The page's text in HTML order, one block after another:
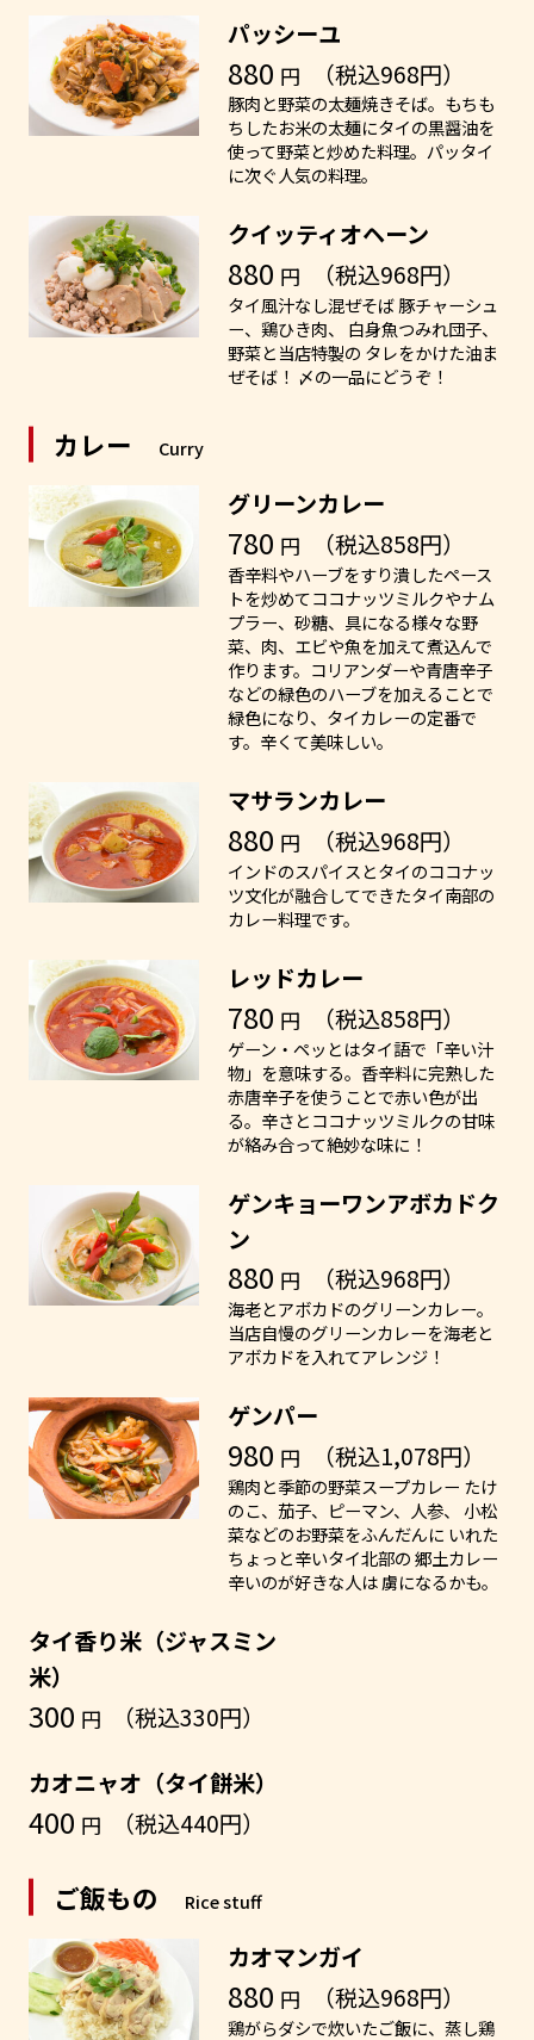
パッシーユ
880 円 （税込968円）
豚肉と野菜の太麺焼きそば。もちも
ちしたお米の太麺にタイの黒醤油を
使って野菜と炒めた料理。パッタイ
に次ぐ人気の料理。
クイッティオヘーン
880 円 （税込968円）
タイ風汁なし混ぜそば 豚チャーシュ
ー、鶏ひき肉、 白身魚つみれ団子、
野菜と当店特製の タレをかけた油ま
ぜそば！ 〆の一品にどうぞ！
カレー Curry
グリーンカレー
780 円 （税込858円）
香辛料やハーブをすり潰したペース
トを炒めてココナッツミルクやナム
プラー、砂糖、具になる様々な野
菜、肉、エビや魚を加えて煮込んで
作ります。コリアンダーや青唐辛子
などの緑色のハーブを加えることで
緑色になり、タイカレーの定番で
す。辛くて美味しい。
マサランカレー
880 円 （税込968円）
インドのスパイスとタイのココナッ
ツ文化が融合してできたタイ南部の
カレー料理です。
レッドカレー
780 円 （税込858円）
ゲーン・ペッとはタイ語で「辛い汁
物」を意味する。香辛料に完熟した
赤唐辛子を使うことで赤い色が出
る。辛さとココナッツミルクの甘味
が絡み合って絶妙な味に！
ゲンキョーワンアボカドク
ン
880 円 （税込968円）
海老とアボカドのグリーンカレー。
当店自慢のグリーンカレーを海老と
アボカドを入れてアレンジ！
ゲンパー
980 円 （税込1,078円）
鶏肉と季節の野菜スープカレー たけ
のこ、茄子、ピーマン、人参、 小松
菜などのお野菜をふんだんに いれた
ちょっと辛いタイ北部の 郷土カレー
辛いのが好きな人は 虜になるかも。
タイ香り米（ジャスミン
米）
300 円
（税込330円）
カオニャオ（タイ餅米）
400 円 （税込440円）
ご飯もの Rice stuff
カオマンガイ
880 円 （税込968円）
鶏がらダシで炊いたご飯に、蒸し鶏